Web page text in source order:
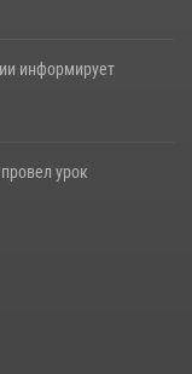
информирует
урок